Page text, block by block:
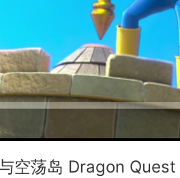
空荡岛 Dragon